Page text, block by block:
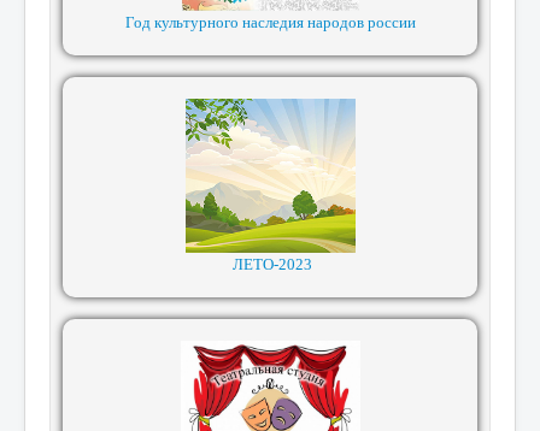
Год культурного наследия народов россии
ЛЕТО-2023